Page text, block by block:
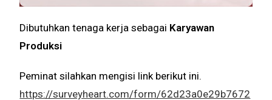
Dibutuhkan tenaga kerja sebagai Karyawan
Produksi
Peminat silahkan mengisi link berikut ini.
https://surveyheart.com/form/62d23a0e29b7672